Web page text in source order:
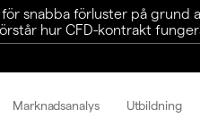
snabba förluster på grund
hur CFD-kontrakt
Marknadsanalys Utbildning